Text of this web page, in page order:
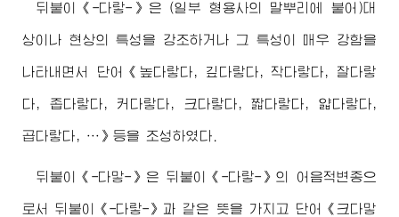
뒤붙이《-다랗-》은 (일부 형용사의 말뿌리에 붙어)대
상이나 현상의 특성을 강조하거나 그 특성이 매우 강함을
나타내면서 단어《높다랗다, 깊다랗다, 작다랗다, 잘다랗
다, 좁다랗다, 커다랗다, 크다랗다, 짧다랗다, 얇다랗다,
곱다랗다, …》등을 조성하였다.
뒤붙이《-다맣-》은 뒤붙이《-다랗-》의 어음적변종으
로서 뒤붙이《-다랗-》과 같은 뜻을 가지고 단어《크다맣